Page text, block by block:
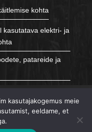
kohta
kasutatava elektri- ja
patareide ja
kasutajakogemus meie
eeldame, et